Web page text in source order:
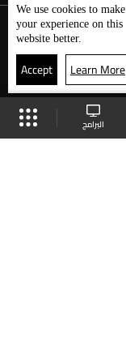
البرامج
We use cookies to make
your experience on this
website better.
Accept Learn More
البث المباشر